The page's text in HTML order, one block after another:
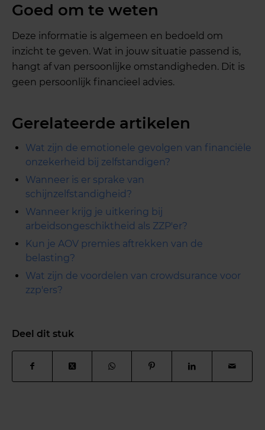
Goed om te weten
Deze informatie is algemeen en bedoeld om
inzicht te geven. Wat in jouw situatie passend is,
hangt af van persoonlijke omstandigheden. Dit is
geen persoonlijk financieel advies.
Gerelateerde artikelen
Wat zijn de emotionele gevolgen van financiële
onzekerheid bij zelfstandigen?
Wanneer is er sprake van
schijnzelfstandigheid?
Wanneer krijg je uitkering bij
arbeidsongeschiktheid als ZZP'er?
Kun je AOV premies aftrekken van de
belasting?
Wat zijn de voordelen van crowdsurance voor
zzp'ers?
Deel dit stuk